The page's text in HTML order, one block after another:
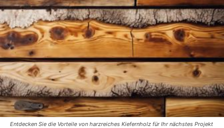
Entdecken Sie die Vorteile von harzreiches Kiefernholz für Ihr nächstes Projekt